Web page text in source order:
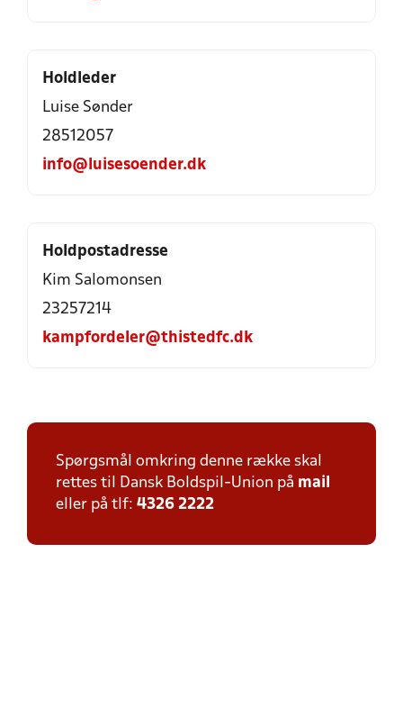
Holdleder
Luise Sønder
28512057
info@luisesoender.dk
Holdpostadresse
Kim Salomonsen
23257214
kampfordeler@thistedfc.dk
Spørgsmål omkring denne række skal
rettes til Dansk Boldspil-Union på mail
eller på tlf: 4326 2222